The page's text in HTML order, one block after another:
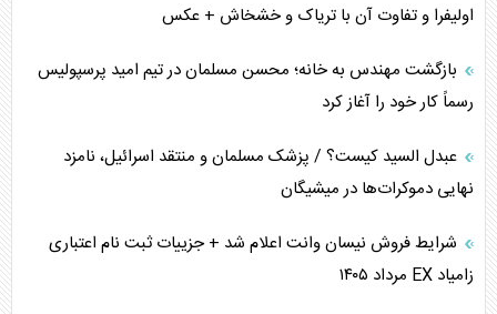
اولیفرا و تفاوت آن با تریاک و خشخاش + عکس
بازگشت مهندس به خانه؛ محسن مسلمان در تیم امید پرسپولیس
رسماً کار خود را آغاز کرد
عبدل السید کیست؟ / پزشک مسلمان و منتقد اسرائیل، نامزد
نهایی دموکرات‌ها در میشیگان
شرایط فروش نیسان وانت اعلام شد + جزییات ثبت نام اعتباری
زامیاد EX مرداد ۱۴۰۵